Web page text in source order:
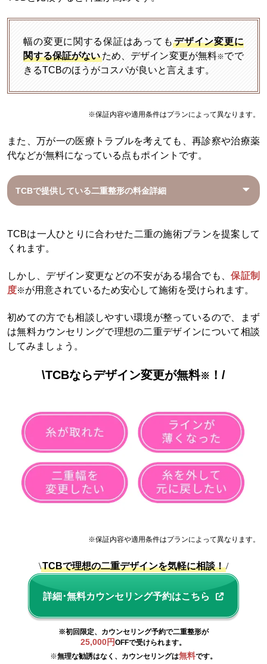
幅の変更に関する保証はあってもデザイン変更に
関する保証がないため、デザイン変更が無料※でで
きるTCBのほうがコスパが良いと言えます。
※保証内容や適用条件はプランによって異なります。
また、万が一の医療トラブルを考えても、再診察や治療薬
代などが無料になっている点もポイントです。
TCBで提供している二重整形の料金詳細
TCBは一人ひとりに合わせた二重の施術プランを提案して
くれます。
しかし、デザイン変更などの不安がある場合でも、保証制
度※が用意されているため安心して施術を受けられます。
初めての方でも相談しやすい環境が整っているので、まず
は無料カウンセリングで理想の二重デザインについて相談
してみましょう。
\TCBならデザイン変更が無料※ ！/
※保証内容や適用条件はプランによって異なります。
\TCBで理想の二重デザインを気軽に相談！/
詳細･無料カウンセリング予約はこちら
※初回限定、カウンセリング予約で二重整形が
25,000円OFFで受けられます。
※無理な勧誘はなく、カウンセリングは無料です。